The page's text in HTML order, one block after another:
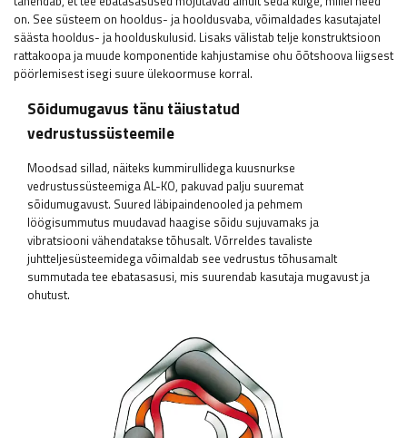
on. See süsteem on hooldus- ja hooldusvaba, võimaldades kasutajatel
säästa hooldus- ja hoolduskulusid. Lisaks välistab telje konstruktsioon
rattakoopa ja muude komponentide kahjustamise ohu õõtshoova liigsest
pöörlemisest isegi suure ülekoormuse korral.
Sõidumugavus tänu täiustatud
vedrustussüsteemile
Moodsad sillad, näiteks kummirullidega kuusnurkse
vedrustussüsteemiga AL-KO, pakuvad palju suuremat
sõidumugavust. Suured läbipaindenooled ja pehmem
löögisummutus muudavad haagise sõidu sujuvamaks ja
vibratsiooni vähendatakse tõhusalt. Võrreldes tavaliste
juhtteljesüsteemidega võimaldab see vedrustus tõhusamalt
summutada tee ebatasasusi, mis suurendab kasutaja mugavust ja
ohutust.